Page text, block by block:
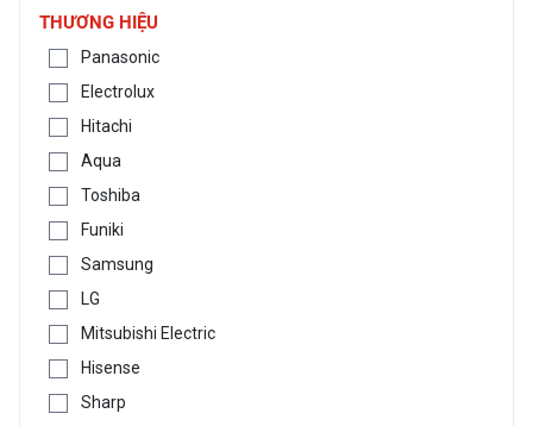
THƯƠNG HIỆU
Panasonic
Electrolux
Hitachi
Aqua
Toshiba
Funiki
Samsung
LG
Mitsubishi Electric
Hisense
Sharp